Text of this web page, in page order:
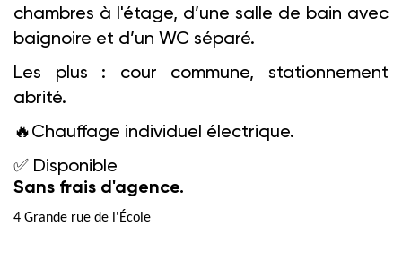
chambres à l'étage, d’une salle de bain avec
baignoire et d’un WC séparé.
Les plus : cour commune, stationnement
abrité.
🔥 Chauffage individuel électrique.
✅ Disponible
Sans frais d'agence.
4 Grande rue de l'École